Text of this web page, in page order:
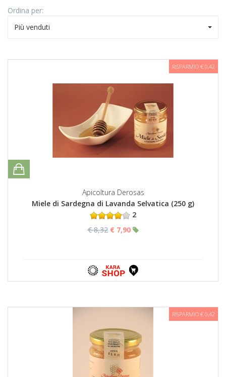
Ordina per:
Più venduti
RISPARMIO € 0,42
Apicoltura Derosas
Miele di Sardegna di Lavanda Selvatica (250 g)
2
€ 8,32 € 7,90
RISPARMIO € 0,42